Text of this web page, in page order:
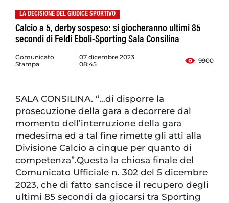
LA DECISIONE DEL GIUDICE SPORTIVO
Calcio a 5, derby sospeso: si giocheranno ultimi 85
secondi di Feldi Eboli-Sporting Sala Consilina
Comunicato
Stampa
07 dicembre 2023
08:45
9900
SALA CONSILINA. “…di disporre la
prosecuzione della gara a decorrere dal
momento dell’interruzione della gara
medesima ed a tal fine rimette gli atti alla
Divisione Calcio a cinque per quanto di
competenza”.Questa la chiosa finale del
Comunicato Ufficiale n. 302 del 5 dicembre
2023, che di fatto sancisce il recupero degli
ultimi 85 secondi da giocarsi tra Sporting